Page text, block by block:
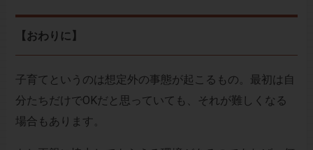
【おわりに】
子育てというのは想定外の事態が起こるもの。最初は自
分たちだけでOKだと思っていても、それが難しくなる
場合もあります。